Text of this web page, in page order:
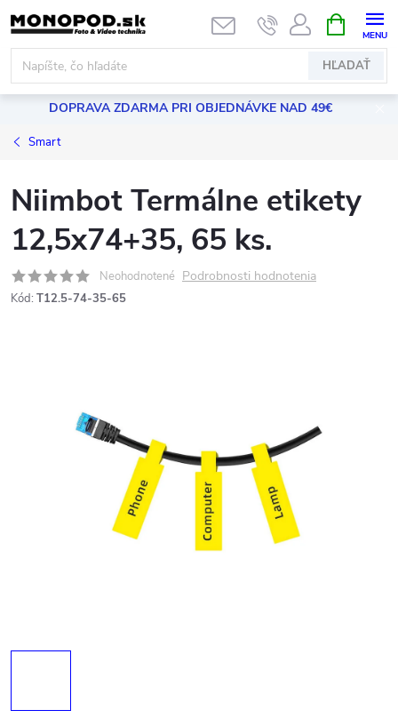
Prejsť
na
obsah
HĽADAŤ
KOŠÍK
DOPRAVA ZDARMA PRI OBJEDNÁVKE NAD 49€
Smart
Niimbot Termálne etikety
12,5x74+35, 65 ks.
Neohodnotené Podrobnosti hodnotenia
Kód: T12.5-74-35-65